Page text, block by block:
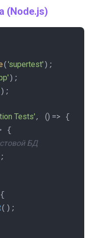
(Node.js)
( 'supertest'
);
Tests', () => {
{
БД
();